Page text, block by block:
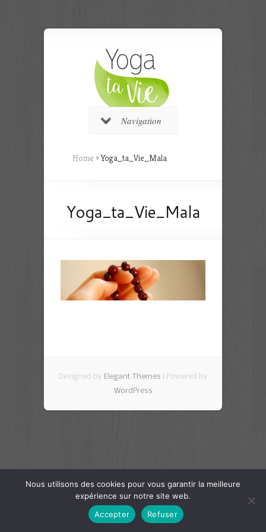
Navigation
Home »Yoga_ta_Vie_Mala
Yoga_ta_Vie_Mala
Designed by Elegant Themes | Powered by
WordPress
Nous utilisons des cookies pour vous garantir la meilleure
expérience sur notre site web.
Accepter
Refuser